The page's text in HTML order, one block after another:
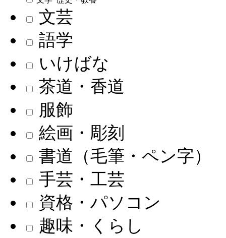
文芸
語学
いけばな
茶道・香道
服飾
絵画・彫刻
書道（毛筆・ペン字）
手芸・工芸
資格・パソコン
趣味・くらし